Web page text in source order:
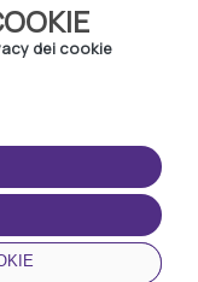
dei cookie
L'APP